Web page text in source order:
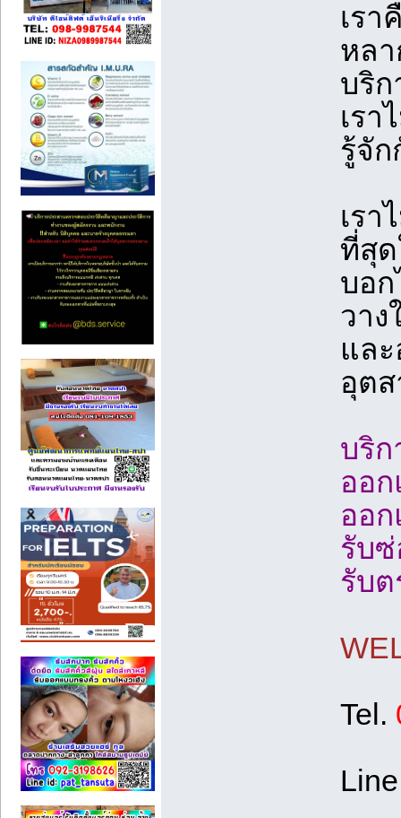
เร
หล
บริ
เรา
รู้จั
เร
ที่สุด
บอก
วา
แล
อุต
บริ
ออ
ออ
รับ
รับ
Tel.